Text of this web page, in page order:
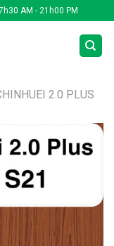
AM - 21h00 PM
2.0 PLUS